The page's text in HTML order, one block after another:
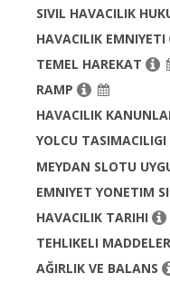
SIVIL HAVACILIK
HAVACILIK EMNIYETI
TEMEL HAREKAT
RAMP
HAVACILIK
YOLCU TASIMACILIGI
MEYDAN SLOTU
EMNIYET YONETIM
HAVACILIK TARIHI
TEHLIKELI MADDELER
AĞIRLIK VE BALANS